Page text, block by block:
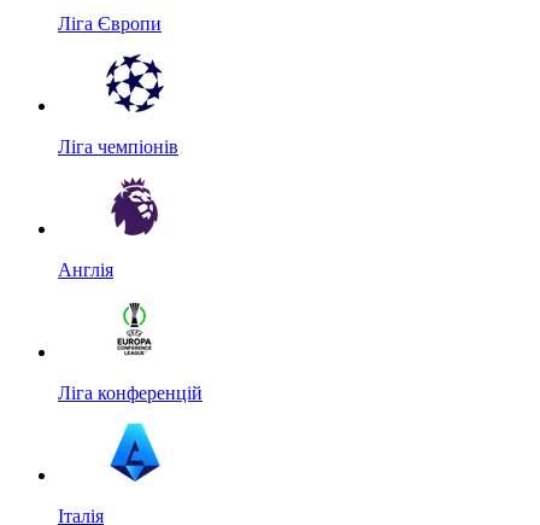
Ліга Європи
Ліга чемпіонів
Англія
Ліга конференцій
Італія